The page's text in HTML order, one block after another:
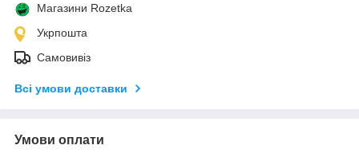
Магазини Rozetka
Укрпошта
Самовивіз
Всі умови доставки
Умови оплати